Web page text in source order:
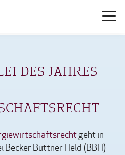
DES JAHRES
geht in
Becker Büttner Held (BBH)